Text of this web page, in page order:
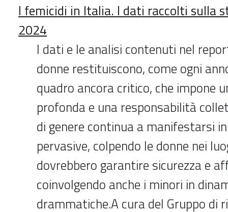
I femicidi in Italia. I dati raccolti sulla
2024
I dati e le analisi contenuti nel
donne restituiscono, come ogni
quadro ancora critico, che impone
profonda e una responsabilità
di genere continua a manifestarsi
pervasive, colpendo le donne nei
dovrebbero garantire sicurezza e
coinvolgendo anche i minori in
drammatiche.A cura del Gruppo di